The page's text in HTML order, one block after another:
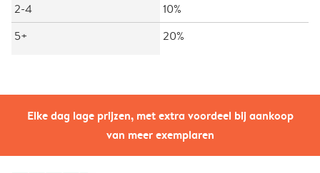
Elke dag lage prijzen, met extra voordeel bij aankoop
van meer exemplaren
2-4
10%
5+
20%